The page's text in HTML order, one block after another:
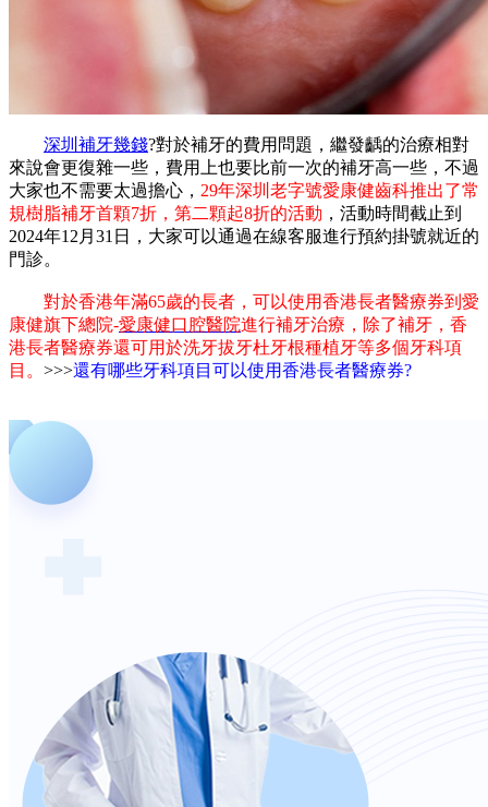
深圳補牙幾錢?對於補牙的費用問題，繼發齲的治療相對
來說會更復雜一些，費用上也要比前一次的補牙高一些，不過
大家也不需要太過擔心， 29年深圳老字號愛康健齒科推出了常
規樹脂補牙首顆7折，第二顆起8折的活動 ，活動時間截止到
2024年12月31日，大家可以通過在線客服進行預約掛號就近的
門診。
對於香港年滿65歲的長者，可以使用香港長者醫療券到愛
康健旗下總院-愛康健口腔醫院進行補牙治療，除了補牙，香
港長者醫療券還可用於洗牙拔牙杜牙根種植牙等多個牙科項
目。 >>>還有哪些牙科項目可以使用香港長者醫療券?